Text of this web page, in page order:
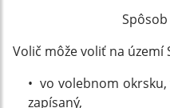
Volič môže voliť na území
• vo volebnom
zapísaný,